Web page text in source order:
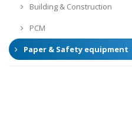
Building & Construction
PCM
Paper & Safety equipment